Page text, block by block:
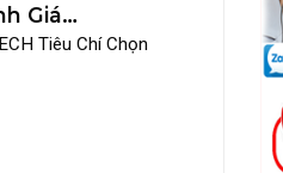
Giá
Tiêu Chí Chọn